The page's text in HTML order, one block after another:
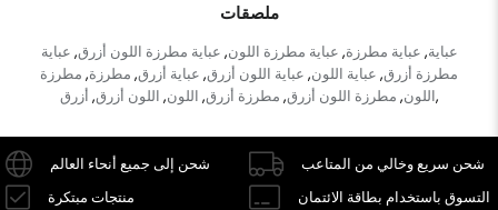
ملصقات
عباية, عباية مطرزة, عباية مطرزة اللون, عباية مطرزة اللون أزرق, عباية
مطرزة أزرق, عباية اللون, عباية اللون أزرق, عباية أزرق, مطرزة, مطرزة
اللون, مطرزة اللون أزرق, مطرزة أزرق, اللون, اللون أزرق, أزرق ,
شحن إلى جميع أنحاء العالم
شحن سريع وخالي من المتاعب
منتجات مبتكرة
التسوق باستخدام بطاقة الائتمان